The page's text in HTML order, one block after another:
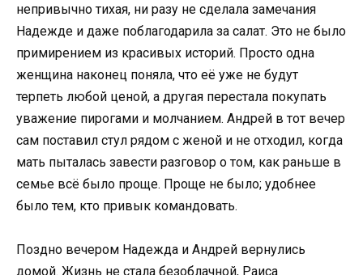
непривычно тихая, ни разу не сделала замечания
Надежде и даже поблагодарила за салат. Это не было
примирением из красивых историй. Просто одна
женщина наконец поняла, что её уже не будут
терпеть любой ценой, а другая перестала покупать
уважение пирогами и молчанием. Андрей в тот вечер
сам поставил стул рядом с женой и не отходил, когда
мать пыталась завести разговор о том, как раньше в
семье всё было проще. Проще не было; удобнее
было тем, кто привык командовать.
Поздно вечером Надежда и Андрей вернулись
домой. Жизнь не стала безоблачной, Раиса